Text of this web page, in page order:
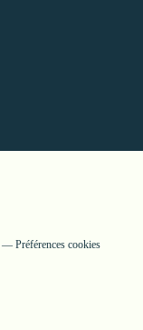
Préférences cookies